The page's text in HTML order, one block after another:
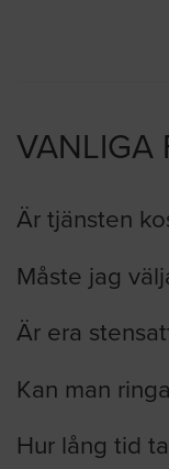
VANLIGA
Är tjänsten
Måste jag
Är era
Kan man
Hur lång tid